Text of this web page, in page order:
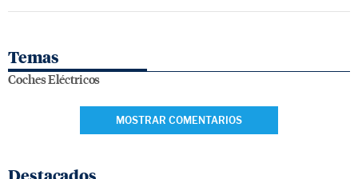
Temas
Coches Eléctricos
MOSTRAR COMENTARIOS